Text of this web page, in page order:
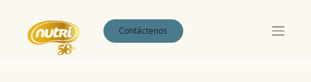
Contáctenos